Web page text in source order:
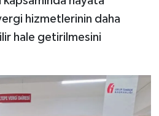
hizmetlerinin daha
hale getirilmesini